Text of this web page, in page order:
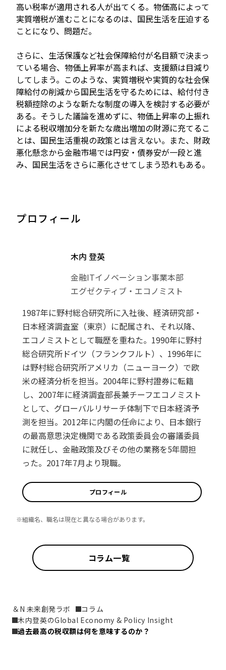
高い税率が適用される人が出てくる。物価高によって
実質増税が進むことになるのは、国民生活を圧迫する
ことになり、問題だ。
さらに、生活保護など社会保障給付が名目額で決まっ
ている場合、物価上昇率が高まれば、支援額は目減り
してしまう。このような、実質増税や実質的な社会保
障給付の削減から国民生活を守るためには、給付付き
税額控除のような新たな制度の導入を検討する必要が
ある。そうした議論を進めずに、物価上昇率の上振れ
による税収増加分を新たな歳出増加の財源に充てるこ
とは、国民生活重視の政策とは言えない。また、財政
悪化懸念から金融市場では円安・債券安が一段と進
み、国民生活をさらに悪化させてしまう恐れもある。
プロフィール
木内 登英
金融ITイノベーション事業本部
エグゼクティブ・エコノミスト
1987年に野村総合研究所に入社後、経済研究部・
日本経済調査室（東京）に配属され、それ以降、
エコノミストとして職歴を重ねた。1990年に野村
総合研究所ドイツ（フランクフルト）、1996年に
は野村総合研究所アメリカ（ニューヨーク）で欧
米の経済分析を担当。2004年に野村證券に転籍
し、2007年に経済調査部長兼チーフエコノミスト
として、グローバルリサーチ体制下で日本経済予
測を担当。2012年に内閣の任命により、日本銀行
の最高意思決定機関である政策委員会の審議委員
に就任し、金融政策及びその他の業務を5年間担
った。2017年7月より現職。
プロフィール
※組織名、職名は現在と異なる場合があります。
コラム一覧
＆N 未来創発ラボ
コラム
木内登英のGlobal Economy & Policy Insight
過去最高の税収額は何を意味するのか？